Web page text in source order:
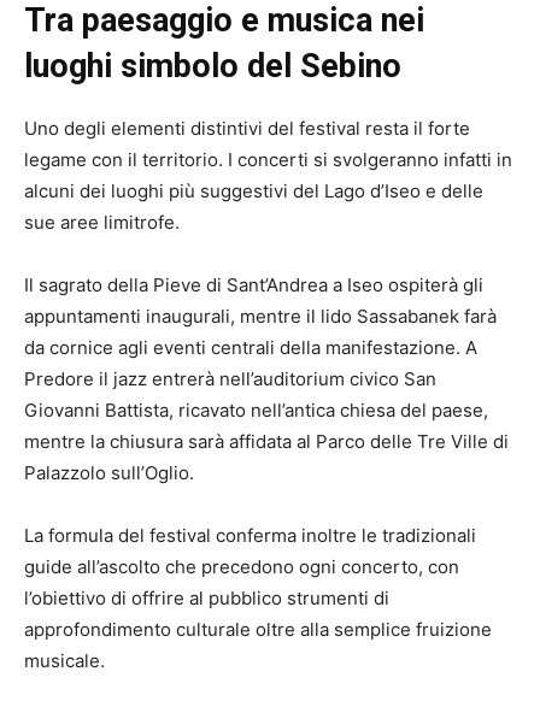
Tra paesaggio e musica nei
luoghi simbolo del Sebino
Uno degli elementi distintivi del festival resta il forte
legame con il territorio. I concerti si svolgeranno infatti in
alcuni dei luoghi più suggestivi del Lago d’Iseo e delle
sue aree limitrofe.
Il sagrato della Pieve di Sant’Andrea a Iseo ospiterà gli
appuntamenti inaugurali, mentre il lido Sassabanek farà
da cornice agli eventi centrali della manifestazione. A
Predore il jazz entrerà nell’auditorium civico San
Giovanni Battista, ricavato nell’antica chiesa del paese,
mentre la chiusura sarà affidata al Parco delle Tre Ville di
Palazzolo sull’Oglio.
La formula del festival conferma inoltre le tradizionali
guide all’ascolto che precedono ogni concerto, con
l’obiettivo di offrire al pubblico strumenti di
approfondimento culturale oltre alla semplice fruizione
musicale.